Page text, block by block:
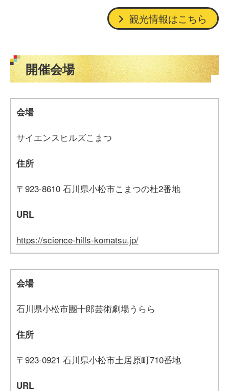
観光情報はこちら
開催会場
会場
サイエンスヒルズこまつ
住所
〒923-8610 石川県小松市こまつの杜2番地
URL
https://science-hills-komatsu.jp/
会場
石川県小松市團十郎芸術劇場うらら
住所
〒923-0921 石川県小松市土居原町710番地
URL